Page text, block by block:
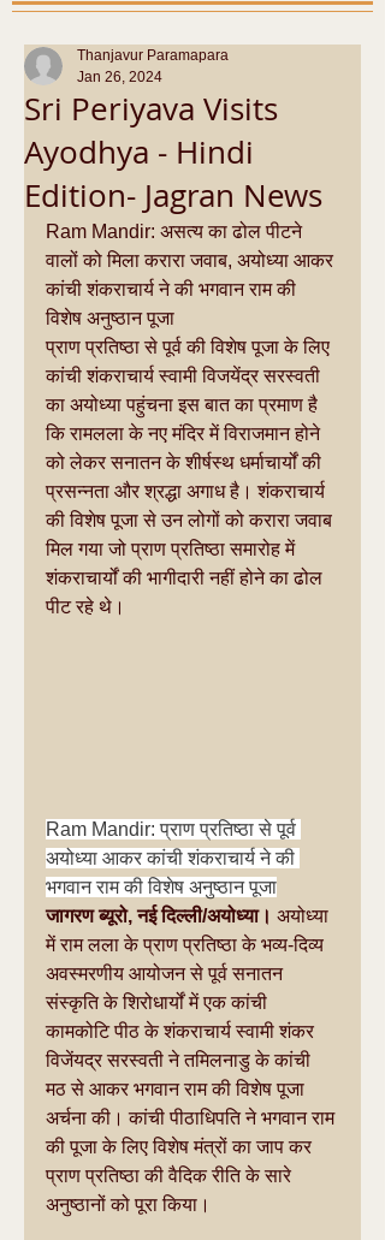
Sri Periyava Visits
Ayodhya - Hindi
Edition- Jagran News
Thanjavur Paramapara
Jan 26, 2024
Ram Mandir: असत्य का ढोल पीटने
वालों को मिला करारा जवाब, अयोध्या आकर
कांची शंकराचार्य ने की भगवान राम की
विशेष अनुष्ठान पूजा
प्राण प्रतिष्ठा से पूर्व की विशेष पूजा के लिए
कांची शंकराचार्य स्वामी विजयेंद्र सरस्वती
का अयोध्या पहुंचना इस बात का प्रमाण है
कि रामलला के नए मंदिर में विराजमान होने
को लेकर सनातन के शीर्षस्थ धर्माचार्यों की
प्रसन्नता और श्रद्धा अगाध है। शंकराचार्य
की विशेष पूजा से उन लोगों को करारा जवाब
मिल गया जो प्राण प्रतिष्ठा समारोह में
शंकराचार्यों की भागीदारी नहीं होने का ढोल
पीट रहे थे।
Ram Mandir: प्राण प्रतिष्ठा से पूर्व
अयोध्या आकर कांची शंकराचार्य ने की
भगवान राम की विशेष अनुष्ठान पूजा
जागरण ब्यूरो, नई दिल्ली/अयोध्या। अयोध्या
में राम लला के प्राण प्रतिष्ठा के भव्य-दिव्य
अवस्मरणीय आयोजन से पूर्व सनातन
संस्कृति के शिरोधार्यों में एक कांची
कामकोटि पीठ के शंकराचार्य स्वामी शंकर
विजेंयद्र सरस्वती ने तमिलनाडु के कांची
मठ से आकर भगवान राम की विशेष पूजा
अर्चना की। कांची पीठाधिपति ने भगवान राम
की पूजा के लिए विशेष मंत्रों का जाप कर
प्राण प्रतिष्ठा की वैदिक रीति के सारे
अनुष्ठानों को पूरा किया।